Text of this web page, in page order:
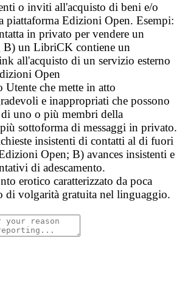
o inviti all'acquisto di beni e/o
piattaforma Edizioni Open. Esempi:
in privato per vendere un
B) un LibriCK contiene un
all'acquisto di un servizio esterno
Open
Utente che mette in atto
e inappropriati che possono
di uno o più membri della
sottoforma di messaggi in privato.
insistenti di contatti al di fuori
Open; B) avances insistenti e
di adescamento.
erotico caratterizzato da poca
di volgarità gratuita nel linguaggio.